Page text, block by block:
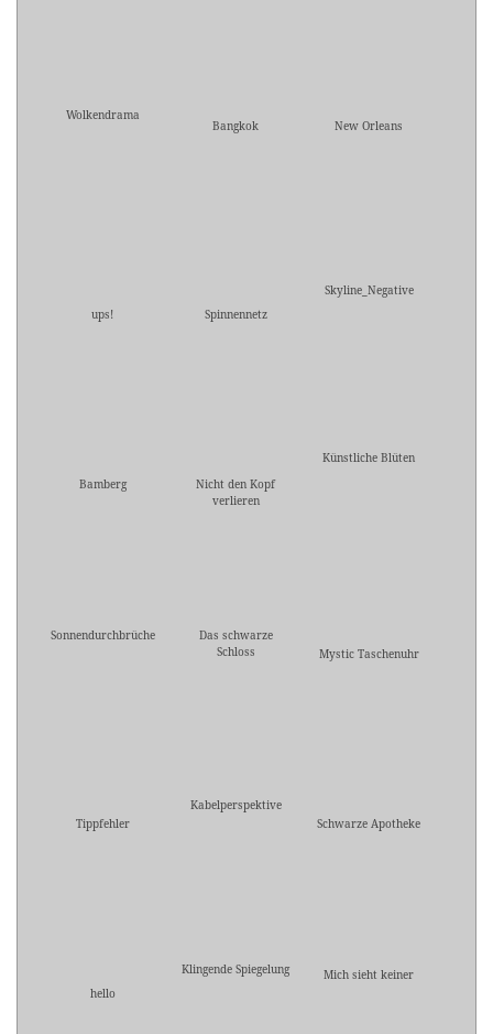
Wolkendrama
Bangkok New Orleans
ups! Spinnennetz
Skyline_Negative
Bamberg
Nicht den Kopf
verlieren
Künstliche Blüten
Sonnendurchbrüche
Das schwarze
Schloss
Mystic Taschenuhr
Tippfehler
Kabelperspektive
Schwarze Apotheke
hello
Klingende Spiegelung Mich sieht keiner